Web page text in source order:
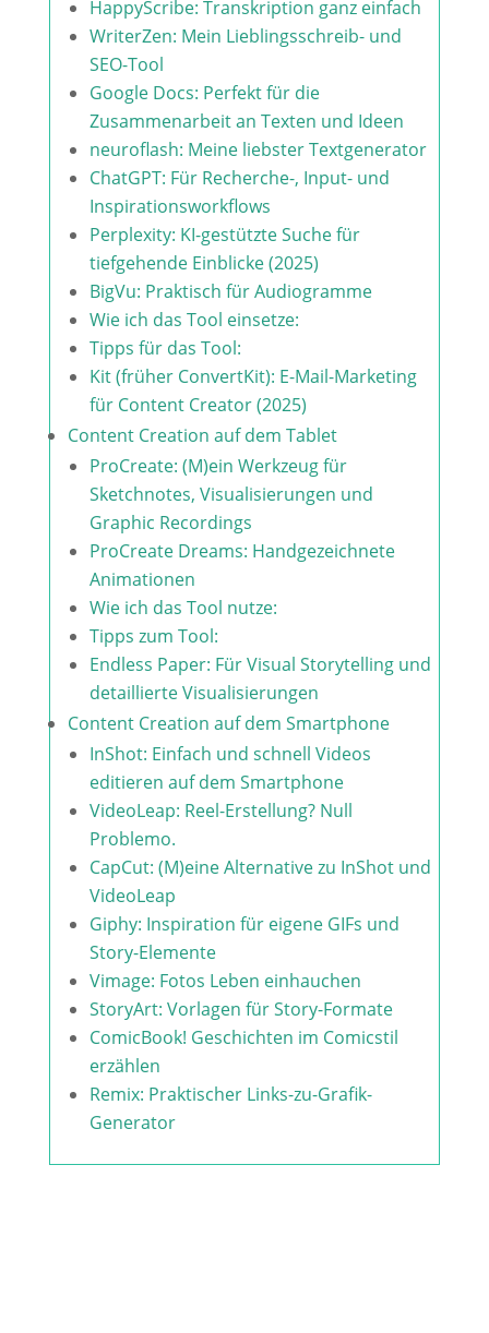
HappyScribe: Transkription ganz einfach
WriterZen: Mein Lieblingsschreib- und
SEO-Tool
Google Docs: Perfekt für die
Zusammenarbeit an Texten und Ideen
neuroflash: Meine liebster Textgenerator
ChatGPT: Für Recherche-, Input- und
Inspirationsworkflows
Perplexity: KI-gestützte Suche für
tiefgehende Einblicke (2025)
BigVu: Praktisch für Audiogramme
Wie ich das Tool einsetze:
Tipps für das Tool:
Kit (früher ConvertKit): E-Mail-Marketing
für Content Creator (2025)
Content Creation auf dem Tablet
ProCreate: (M)ein Werkzeug für
Sketchnotes, Visualisierungen und
Graphic Recordings
ProCreate Dreams: Handgezeichnete
Animationen
Wie ich das Tool nutze:
Tipps zum Tool:
Endless Paper: Für Visual Storytelling und
detaillierte Visualisierungen
Content Creation auf dem Smartphone
InShot: Einfach und schnell Videos
editieren auf dem Smartphone
VideoLeap: Reel-Erstellung? Null
Problemo.
CapCut: (M)eine Alternative zu InShot und
VideoLeap
Giphy: Inspiration für eigene GIFs und
Story-Elemente
Vimage: Fotos Leben einhauchen
StoryArt: Vorlagen für Story-Formate
ComicBook! Geschichten im Comicstil
erzählen
Remix: Praktischer Links-zu-Grafik-
Generator